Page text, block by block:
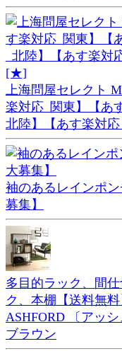
上海問屋セレクト
楽対応_関東】【あ
北陸】【あす楽対
袖のあるレインポ
募集】
多目的ラック、間
ク、本棚【送料無
ASHFORD 〔アッ
ブラウン